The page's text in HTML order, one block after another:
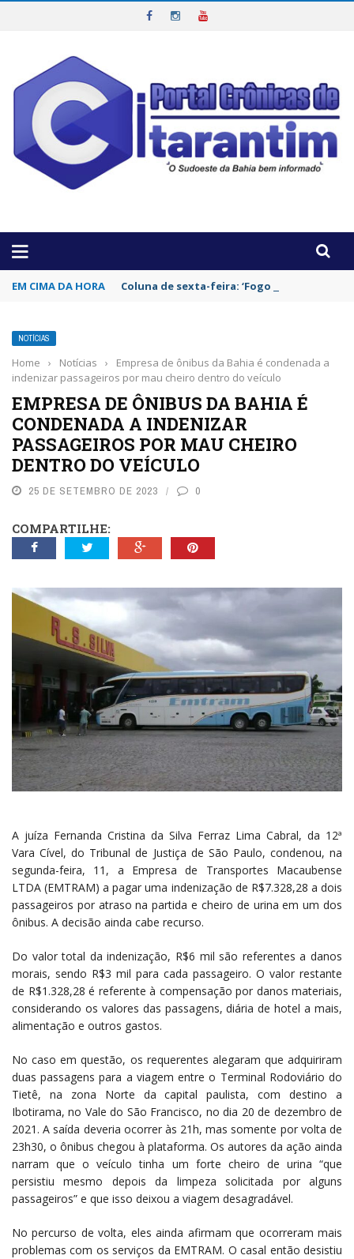
EM CIMA DA HORA Coluna de sexta-feira: ‘Fogo no
NOTÍCIAS
Home › Notícias ›
Empresa de ônibus da Bahia é condenada a
indenizar passageiros por mau cheiro dentro do veículo
EMPRESA DE ÔNIBUS DA BAHIA É
CONDENADA A INDENIZAR
PASSAGEIROS POR MAU CHEIRO
DENTRO DO VEÍCULO
25 DE SETEMBRO DE 2023 0
COMPARTILHE:
A juíza Fernanda Cristina da Silva Ferraz Lima Cabral, da 12ª
Vara Cível, do Tribunal de Justiça de São Paulo, condenou, na
segunda-feira, 11, a Empresa de Transportes Macaubense
LTDA (EMTRAM) a pagar uma indenização de R$7.328,28 a dois
passageiros por atraso na partida e cheiro de urina em um dos
ônibus. A decisão ainda cabe recurso.
Do valor total da indenização, R$6 mil são referentes a danos
morais, sendo R$3 mil para cada passageiro. O valor restante
de R$1.328,28 é referente à compensação por danos materiais,
considerando os valores das passagens, diária de hotel a mais,
alimentação e outros gastos.
No caso em questão, os requerentes alegaram que adquiriram
duas passagens para a viagem entre o Terminal Rodoviário do
Tietê, na zona Norte da capital paulista, com destino a
Ibotirama, no Vale do São Francisco, no dia 20 de dezembro de
2021. A saída deveria ocorrer às 21h, mas somente por volta de
23h30, o ônibus chegou à plataforma. Os autores da ação ainda
narram que o veículo tinha um forte cheiro de urina “que
persistiu mesmo depois da limpeza solicitada por alguns
passageiros” e que isso deixou a viagem desagradável.
No percurso de volta, eles ainda afirmam que ocorreram mais
problemas com os serviços da EMTRAM. O casal então desistiu